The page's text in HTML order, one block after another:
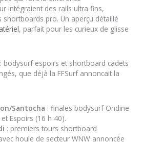
intégraient des rails ultra fins,
pro. Un aperçu détaillé
, parfait pour les curieux de glisse
bodysurf espoirs et shortboard cadets
que déjà la FFSurf annoncait la
Santocha : finales bodysurf Ondine
Espoirs (16 h 40).
: premiers tours shortboard
houle de secteur WNW annoncée